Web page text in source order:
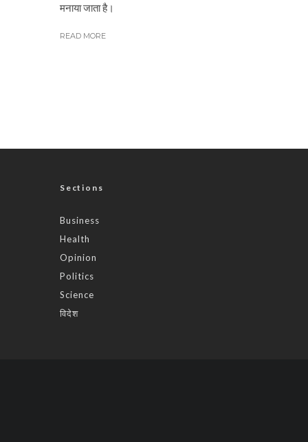
मनाया जाता है।
READ MORE
Sections
Business
Health
Opinion
Politics
Science
विदेश